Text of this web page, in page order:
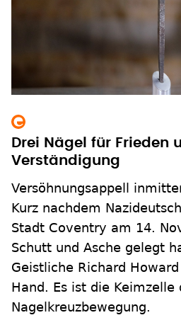
Drei Nägel für Frieden
Verständigung
Versöhnungsappell
Kurz nachdem
Stadt Coventry am 14.
Schutt und Asche gelegt
Geistliche Richard
Hand. Es ist die
Nagelkreuzbewegung.
zum